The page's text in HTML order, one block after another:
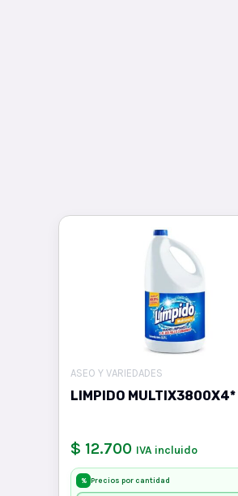
ASEO Y VARIEDADES
LIMPIDO MULTIX3800X4*
$ 12.700 IVA incluido
% Precios por cantidad